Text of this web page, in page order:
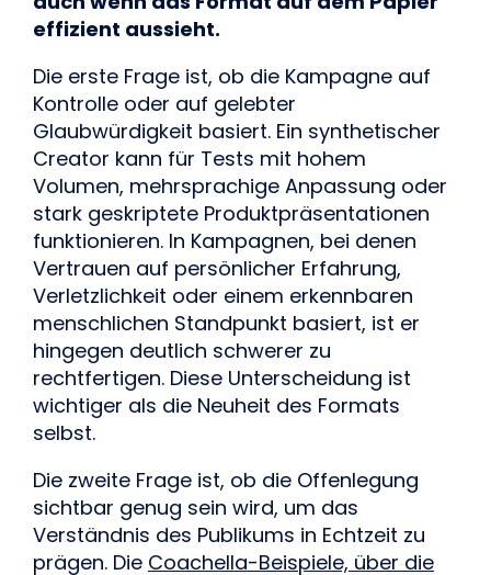
effizient aussieht.
Die erste Frage ist, ob die Kampagne auf
Kontrolle oder auf gelebter
Glaubwürdigkeit basiert. Ein synthetischer
Creator kann für Tests mit hohem
Volumen, mehrsprachige Anpassung oder
stark geskriptete Produktpräsentationen
funktionieren. In Kampagnen, bei denen
Vertrauen auf persönlicher Erfahrung,
Verletzlichkeit oder einem erkennbaren
menschlichen Standpunkt basiert, ist er
hingegen deutlich schwerer zu
rechtfertigen. Diese Unterscheidung ist
wichtiger als die Neuheit des Formats
selbst.
Die zweite Frage ist, ob die Offenlegung
sichtbar genug sein wird, um das
Verständnis des Publikums in Echtzeit zu
prägen. Die Coachella-Beispiele, über die